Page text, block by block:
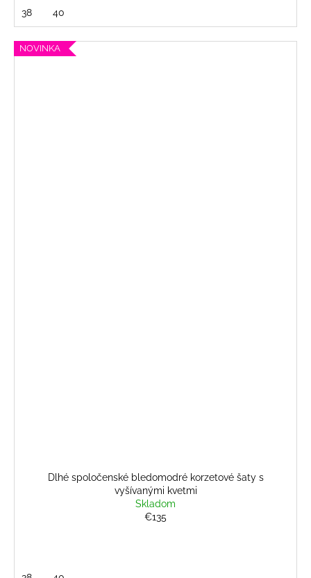
38 40
NOVINKA
Dlhé spoločenské bledomodré korzetové šaty s
vyšívanými kvetmi
Skladom
€135